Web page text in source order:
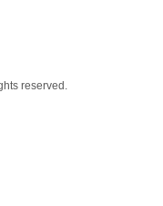
reserved.